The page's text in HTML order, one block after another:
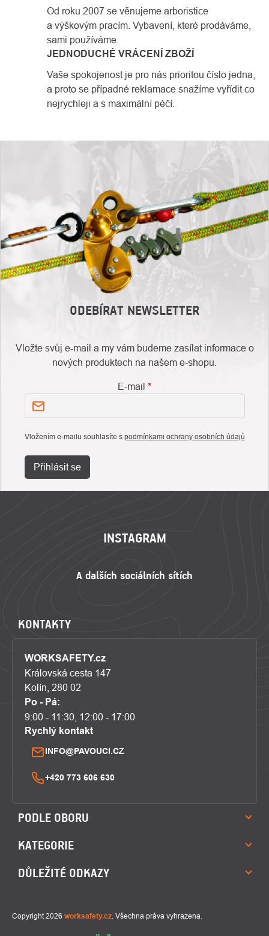
Od roku 2007 se věnujeme arboristice
a výškovým pracím. Vybavení, které prodáváme,
sami používáme.
JEDNODUCHÉ VRÁCENÍ ZBOŽÍ
Vaše spokojenost je pro nás prioritou číslo jedna,
a proto se případné reklamace snažíme vyřídit co
nejrychleji a s maximální péčí.
ODEBÍRAT NEWSLETTER
Vložte svůj e-mail a my vám budeme zasílat informace o
nových produktech na našem e-shopu.
E-mail
Vložením e-mailu souhlasíte s podmínkami ochrany osobních údajů
Přihlásit se
INSTAGRAM
KONTAKTY
WORKSAFETY.cz
Královská cesta 147
Kolín, 280 02
Po - Pá:
9:00 - 11:30, 12:00 - 17:00
Rychlý kontakt
INFO@PAVOUCI.CZ
+420 773 606 630
PODLE OBORU
KATEGORIE
DŮLEŽITÉ ODKAZY
Copyright 2026 worksafety.cz . Všechna práva vyhrazena.